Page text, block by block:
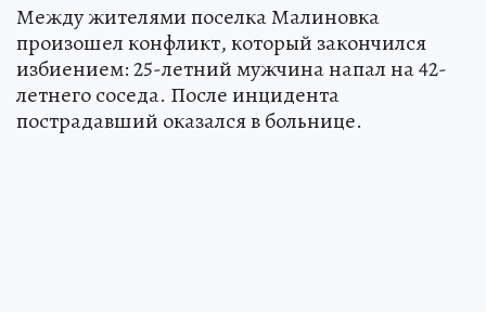
Между жителями поселка Малиновка
произошел конфликт, который закончился
избиением: 25-летний мужчина напал на 42-
летнего соседа. После инцидента
пострадавший оказался в больнице.